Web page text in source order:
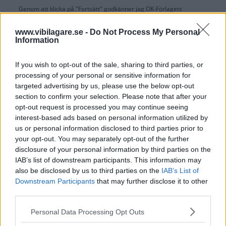
www.vibilagare.se - Do Not Process My Personal
Information
If you wish to opt-out of the sale, sharing to third parties, or
processing of your personal or sensitive information for
targeted advertising by us, please use the below opt-out
section to confirm your selection. Please note that after your
opt-out request is processed you may continue seeing
interest-based ads based on personal information utilized by
us or personal information disclosed to third parties prior to
your opt-out. You may separately opt-out of the further
disclosure of your personal information by third parties on the
IAB’s list of downstream participants. This information may
also be disclosed by us to third parties on the IAB’s List of
Downstream Participants that may further disclose it to other
Please note that this website/app uses one or more Google
Personal Data Processing Opt Outs
Genom att klicka på "Fortsätt" godkänner jag OK-Förlagets
OK-Förlagets integritetspolicy
Är du redan prenumerant på vår papperstidning?
Aktivera din digitala prenumeration utan kostnad här.